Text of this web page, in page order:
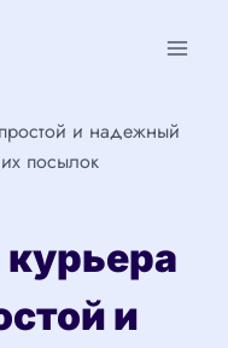
и надежный
посылок
курьера
и